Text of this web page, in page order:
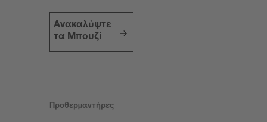
Ανακαλύψτε
τα Μπουζί
Προθερμαντήρες